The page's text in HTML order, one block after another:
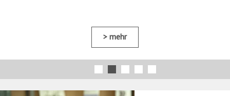
mehr